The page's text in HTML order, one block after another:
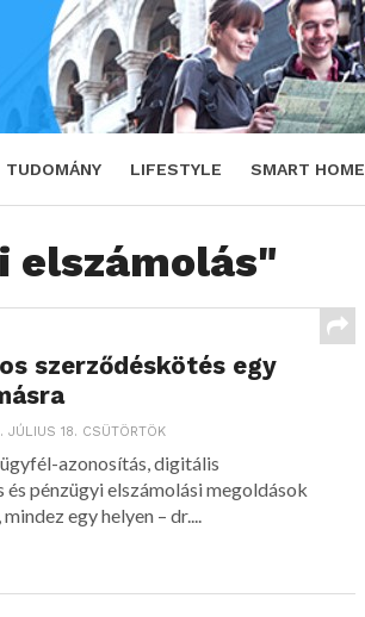
TUDOMÁNY LIFESTYLE SMART HOME
elszámolás"
szerződéskötés egy
JÚLIUS 18. CSÜTÖRTÖK
azonosítás, digitális
pénzügyi elszámolási megoldások
egy helyen – dr....